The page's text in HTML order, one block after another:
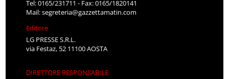
Tel: 0165/231711 - Fax: 0165/1820141
Mail:segreteria@gazzettamatin.com
Editore
LG PRESSE S.R.L.
via Festaz, 52 11100 AOSTA
DIRETTORE RESPONSABILE